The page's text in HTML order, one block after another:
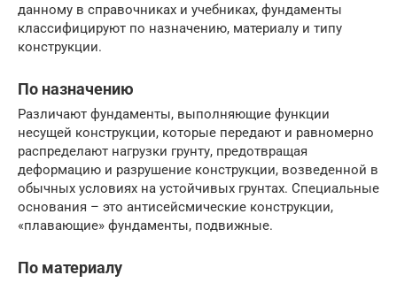
данному в справочниках и учебниках, фундаменты
классифицируют по назначению, материалу и типу
конструкции.
По назначению
Различают фундаменты, выполняющие функции
несущей конструкции, которые передают и равномерно
распределают нагрузки грунту, предотвращая
деформацию и разрушение конструкции, возведенной в
обычных условиях на устойчивых грунтах. Специальные
основания – это антисейсмические конструкции,
«плавающие» фундаменты, подвижные.
По материалу